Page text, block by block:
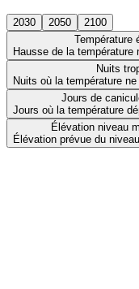
2030 2050
2100
Température
Hausse de la température
Nuits
Nuits où la température
Jours de
Jours où la température
Élévation niveau
Élévation prévue du